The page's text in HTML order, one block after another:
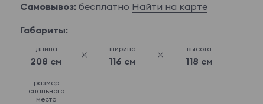
Самовывоз:бесплатно Найти на карте
Габариты:
длина
208 см
ширина
116 см
высота
118 см
размер
спального
места